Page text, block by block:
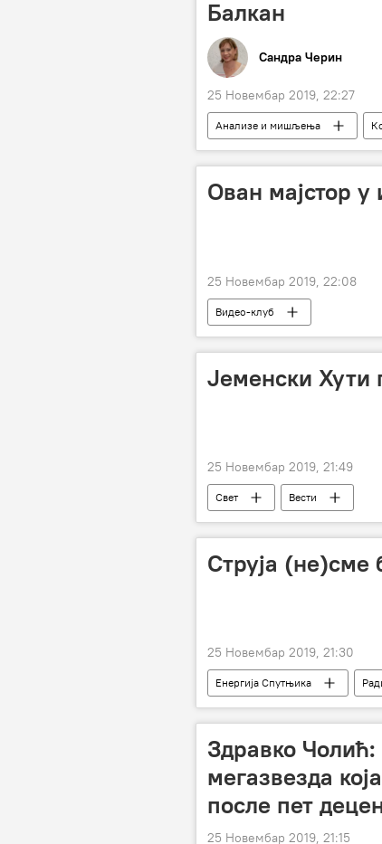
Балкан
Сандра Черин
25 Новембар 2019, 22:27
Анализе и мишљења
Божић
јулијански
Ован мајстор у
25 Новембар 2019, 22:08
Видео-клуб
Јеменски Хути
25 Новембар 2019, 21:49
Свет Вести
Струја (не)сме
25 Новембар 2019, 21:30
Енергија Спутњика
Здравко Чолић:
мегазвезда
после пет
25 Новембар 2019, 21:15